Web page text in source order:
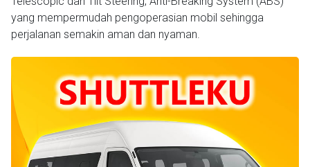
yang mempermudah pengoperasian mobil sehingga
perjalanan semakin aman dan nyaman.